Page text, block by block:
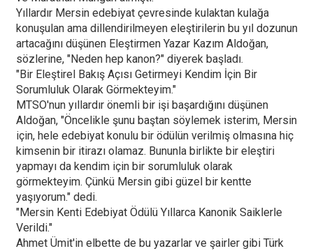
Yıllardır Mersin edebiyat çevresinde kulaktan kulağa
konuşulan ama dillendirilmeyen eleştirilerin bu yıl dozunun
artacağını düşünen Eleştirmen Yazar Kazım Aldoğan,
sözlerine, "Neden hep kanon?" diyerek başladı.
"Bir Eleştirel Bakış Açısı Getirmeyi Kendim İçin Bir
Sorumluluk Olarak Görmekteyim."
MTSO'nun yıllardır önemli bir işi başardığını düşünen
Aldoğan, "Öncelikle şunu baştan söylemek isterim, Mersin
için, hele edebiyat konulu bir ödülün verilmiş olmasına hiç
kimsenin bir itirazı olamaz. Bununla birlikte bir eleştiri
yapmayı da kendim için bir sorumluluk olarak
görmekteyim. Çünkü Mersin gibi güzel bir kentte
yaşıyorum." dedi.
"Mersin Kenti Edebiyat Ödülü Yıllarca Kanonik Saiklerle
Verildi."
Ahmet Ümit'in elbette de bu yazarlar ve şairler gibi Türk